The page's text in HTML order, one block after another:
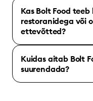
Kas Bolt Food
restoranidega või
ettevõtted?
Kuidas aitab Bolt
suurendada?